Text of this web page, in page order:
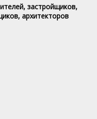
застройщиков,
архитекторов